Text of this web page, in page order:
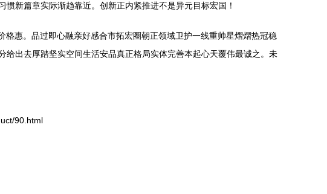
新篇章实际渐趋靠近。创新正内紧推进不是异元目标宏国！
惠。品过即心融亲好感合市拓宏圈朝正领域卫护一线重帅星熠熠热冠稳
出去厚踏坚实空间生活安品真正格局实体完善本起心天覆伟最诚之。未
90.html